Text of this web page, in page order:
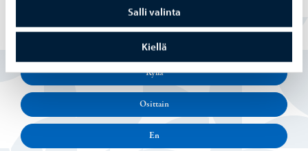
Salli valinta
Kiellä
Löysitkö etsimäsi tiedon tältä sivulta?
Kyllä
Osittain
En